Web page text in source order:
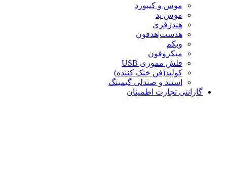
موس و کیبورد
موس پد
هندزفری
هدست|هدفون
وبکم
میکروفون
فلش مموری USB
کولپد(فن خنک کننده)
استند و صندلی گیمینگ
گارانتی تجارت اطمینان